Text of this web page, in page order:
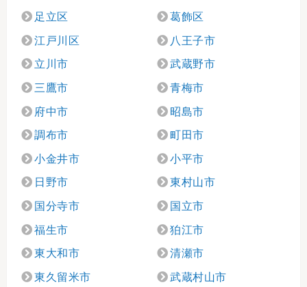
足立区 葛飾区
江戸川区 八王子市
立川市 武蔵野市
三鷹市 青梅市
府中市 昭島市
調布市 町田市
小金井市 小平市
日野市 東村山市
国分寺市 国立市
福生市 狛江市
東大和市 清瀬市
東久留米市 武蔵村山市